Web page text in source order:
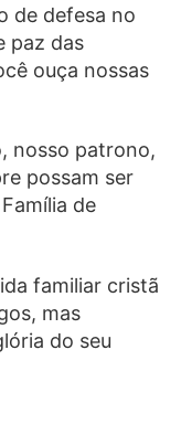
de defesa no
paz das
ouça nossas
nosso patrono,
possam ser
de
familiar cristã
mas
do seu